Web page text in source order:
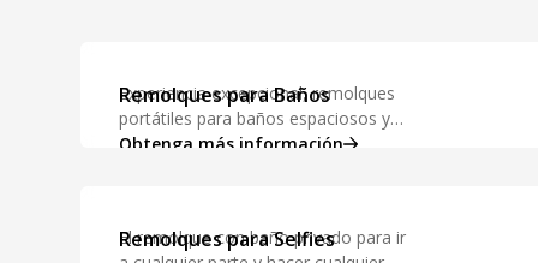
Remolques para Baños
Experiencia excepcional, remolques
portátiles para baños espaciosos y
hermosos diseñados tanto para
Obtenga más información
Remolques para Selfies
El remolque con baño privado para ir